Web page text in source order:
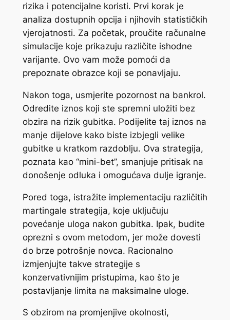
rizika i potencijalne koristi. Prvi korak je
analiza dostupnih opcija i njihovih statističkih
vjerojatnosti. Za početak, proučite računalne
simulacije koje prikazuju različite ishodne
varijante. Ovo vam može pomoći da
prepoznate obrazce koji se ponavljaju.
Nakon toga, usmjerite pozornost na bankrol.
Odredite iznos koji ste spremni uložiti bez
obzira na rizik gubitka. Podijelite taj iznos na
manje dijelove kako biste izbjegli velike
gubitke u kratkom razdoblju. Ova strategija,
poznata kao “mini-bet”, smanjuje pritisak na
donošenje odluka i omogućava dulje igranje.
Pored toga, istražite implementaciju različitih
martingale strategija, koje uključuju
povećanje uloga nakon gubitka. Ipak, budite
oprezni s ovom metodom, jer može dovesti
do brze potrošnje novca. Racionalno
izmjenjujte takve strategije s
konzervativnijim pristupima, kao što je
postavljanje limita na maksimalne uloge.
S obzirom na promjenjive okolnosti,